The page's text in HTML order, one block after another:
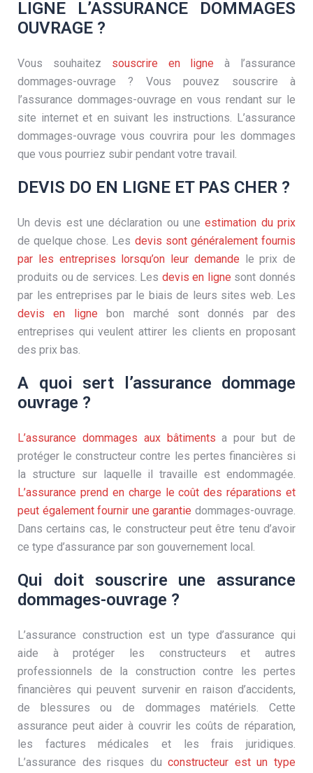
LIGNE L’ASSURANCE DOMMAGES
OUVRAGE ?
Vous souhaitez souscrire en ligne à l’assurance
dommages-ouvrage ? Vous pouvez souscrire à
l’assurance dommages-ouvrage en vous rendant sur le
site internet et en suivant les instructions. L’assurance
dommages-ouvrage vous couvrira pour les dommages
que vous pourriez subir pendant votre travail.
DEVIS DO EN LIGNE ET PAS CHER ?
Un devis est une déclaration ou uneestimation du prix
de quelque chose. Les devis sont généralement fournis
par les entreprises lorsqu’on leur demande le prix de
produits ou de services. Les devis en ligne sont donnés
par les entreprises par le biais de leurs sites web. Les
devis en ligne bon marché sont donnés par des
entreprises qui veulent attirer les clients en proposant
des prix bas.
A quoi sert l’assurance dommage
ouvrage ?
L’assurance dommages aux bâtiments a pour but de
protéger le constructeur contre les pertes financières si
la structure sur laquelle il travaille est endommagée.
L’assurance prend en charge le coût des réparations et
peut également fournir une garantie dommages-ouvrage.
Dans certains cas, le constructeur peut être tenu d’avoir
ce type d’assurance par son gouvernement local.
Qui doit souscrire une assurance
dommages-ouvrage ?
L’assurance construction est un type d’assurance qui
aide à protéger les constructeurs et autres
professionnels de la construction contre les pertes
financières qui peuvent survenir en raison d’accidents,
de blessures ou de dommages matériels. Cette
assurance peut aider à couvrir les coûts de réparation,
les factures médicales et les frais juridiques.
L’assurance des risques duconstructeur est un type